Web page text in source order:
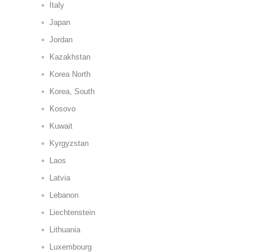
Italy
Japan
Jordan
Kazakhstan
Korea North
Korea, South
Kosovo
Kuwait
Kyrgyzstan
Laos
Latvia
Lebanon
Liechtenstein
Lithuania
Luxembourg